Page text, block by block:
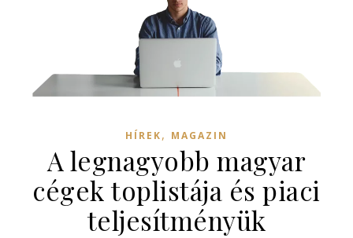
HÍREK, MAGAZIN
A legnagyobb magyar
cégek toplistája és piaci
teljesítményük